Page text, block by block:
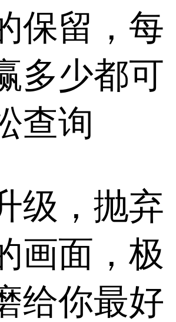
保留，每
多少都可
查询
级，抛弃
画面，极
给你最好